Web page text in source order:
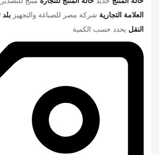
العلامة التجارية شركة مصر للصباغة والتجهيز بلد
النقل يحدد حسب الكمية